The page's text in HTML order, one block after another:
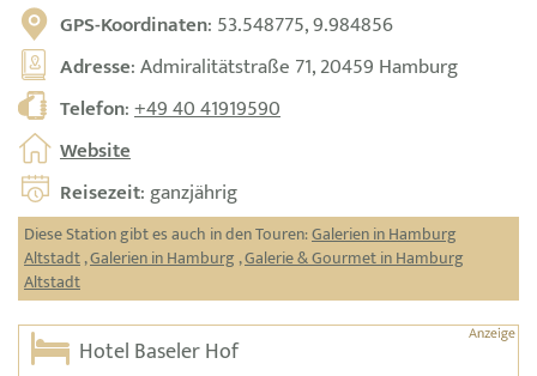
GPS-Koordinaten: 53.548775, 9.984856
Adresse: Admiralitätstraße 71, 20459 Hamburg
Telefon:+49 40 41919590
Website
Reisezeit: ganzjährig
Diese Station gibt es auch in den Touren:Galerien in Hamburg
Altstadt,Galerien in Hamburg ,Galerie & Gourmet in Hamburg
Altstadt
Hotel Baseler Hof